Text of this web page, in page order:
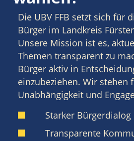
Die UBV FFB setzt sich für
Bürger im Landkreis
Unsere Mission ist es,
Themen transparent zu
Bürger aktiv in
einzubeziehen. Wir stehen
Unabhängigkeit und
Starker Bürgerdialog
Transparente